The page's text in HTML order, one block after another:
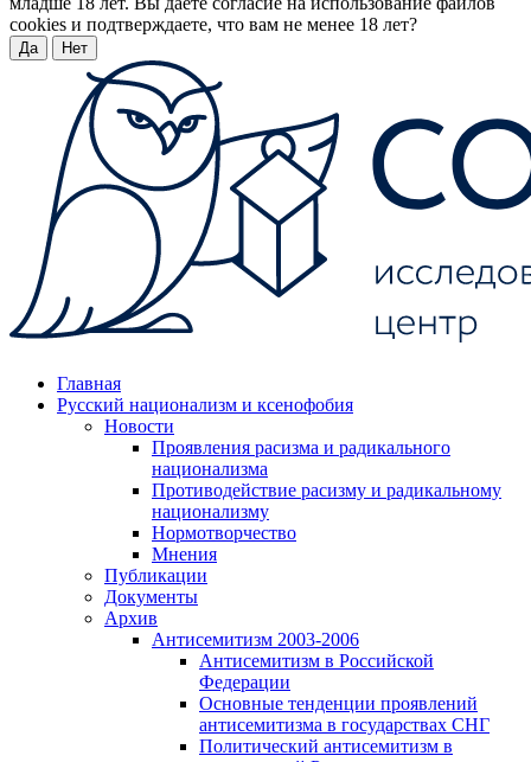
cookies и подтверждаете, что вам не менее 18 лет?
Да Нет
Главная
Русский национализм и ксенофобия
Новости
Проявления расизма и радикального
национализма
Противодействие расизму и радикальному
национализму
Нормотворчество
Мнения
Публикации
Документы
Архив
Антисемитизм 2003-2006
Антисемитизм в Российской
Федерации
Основные тенденции проявлений
антисемитизма в государствах СНГ
Политический антисемитизм в